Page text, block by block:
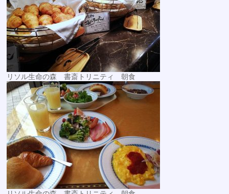
リソル生命の森 書斎トリニティ 朝食